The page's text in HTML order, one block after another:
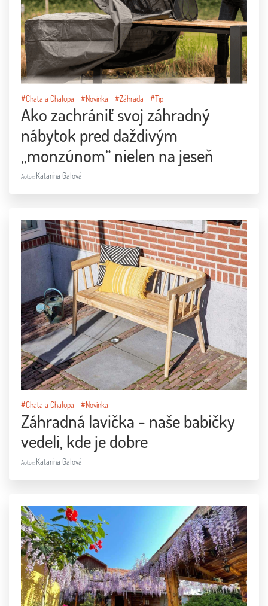
#Chata a Chalupa #Novinka #Záhrada #Tip
Ako zachrániť svoj záhradný
nábytok pred daždivým
„monzúnom“ nielen na jeseň
Autor: Katarína Galová
#Chata a Chalupa #Novinka
Záhradná lavička - naše babičky
vedeli, kde je dobre
Autor: Katarína Galová